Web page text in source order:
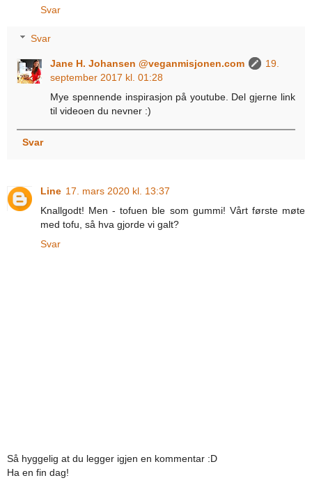
Svar
Svar
Jane H. Johansen @veganmisjonen.com
19.
september 2017 kl. 01:28
Mye spennende inspirasjon på youtube. Del gjerne link
til videoen du nevner :)
Svar
Line 17. mars 2020 kl. 13:37
Knallgodt! Men - tofuen ble som gummi! Vårt første møte
med tofu, så hva gjorde vi galt?
Svar
Så hyggelig at du legger igjen en kommentar :D
Ha en fin dag!